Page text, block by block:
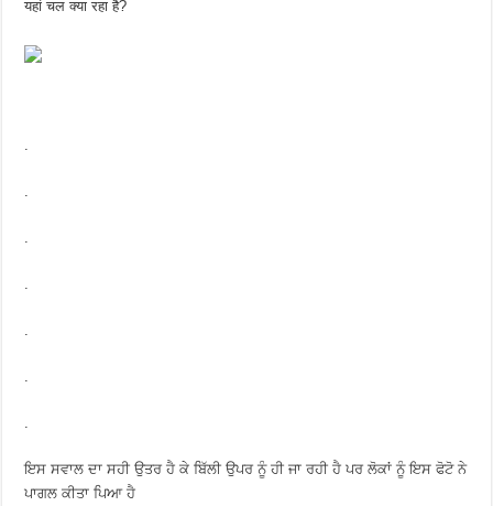
यहां चल क्या रहा है?
.
.
.
.
.
.
.
ਇਸ ਸਵਾਲ ਦਾ ਸਹੀ ਉਤਰ ਹੈ ਕੇ ਬਿੱਲੀ ਉਪਰ ਨੂੰ ਹੀ ਜਾ ਰਹੀ ਹੈ ਪਰ ਲੋਕਾਂ ਨੂੰ ਇਸ ਫੋਟੋ ਨੇ
ਪਾਗਲ ਕੀਤਾ ਪਿਆ ਹੈ